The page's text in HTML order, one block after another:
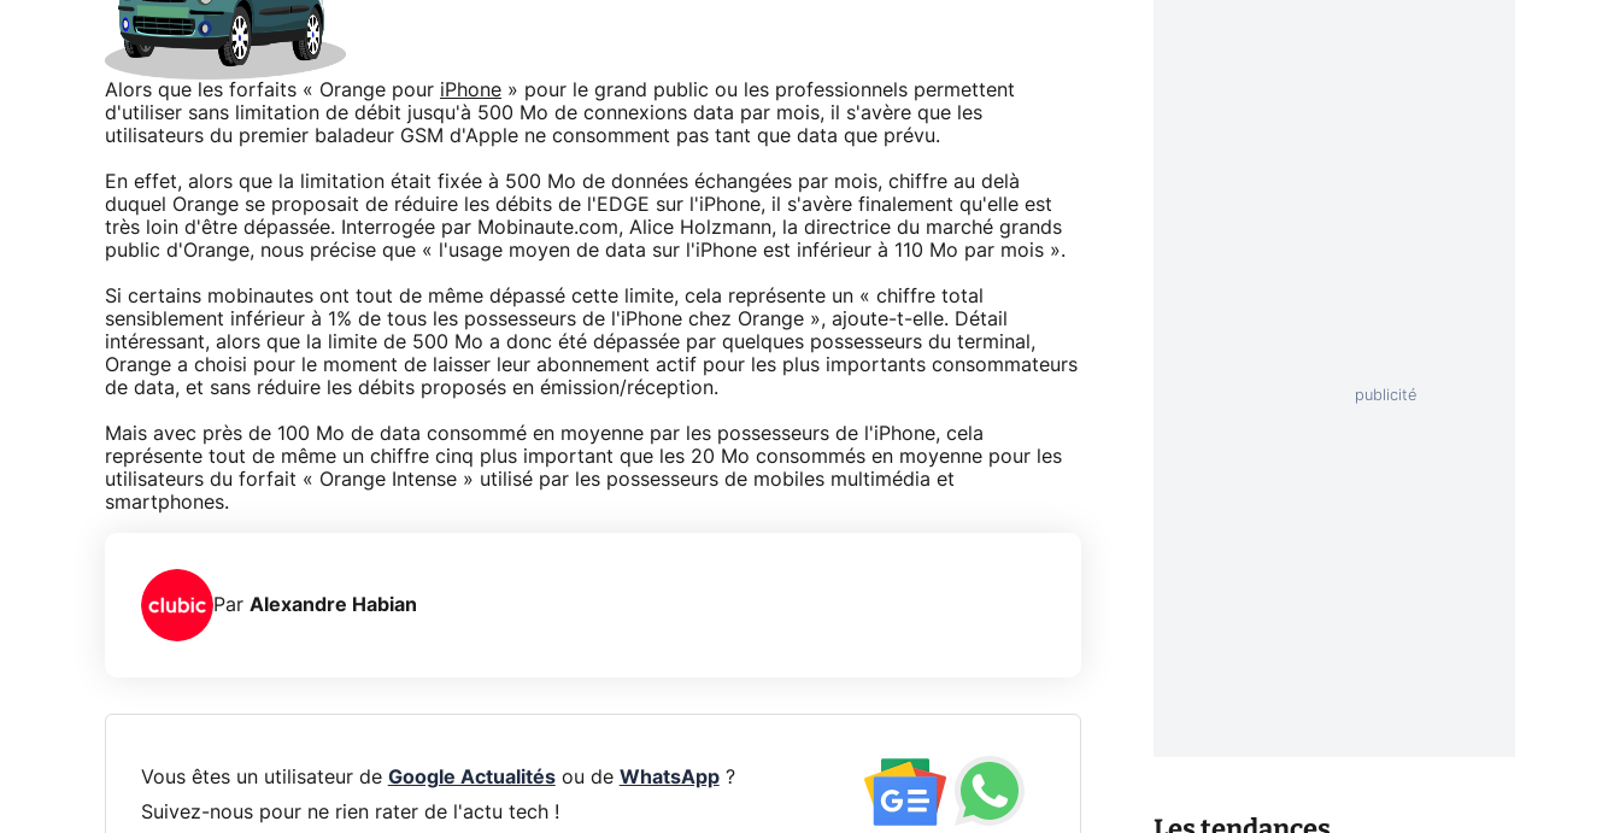
Alors que les forfaits « Orange pour iPhone » pour le grand public ou les professionnels permettent
d'utiliser sans limitation de débit jusqu'à 500 Mo de connexions data par mois, il s'avère que les
utilisateurs du premier baladeur GSM d'Apple ne consomment pas tant que data que prévu.
En effet, alors que la limitation était fixée à 500 Mo de données échangées par mois, chiffre au delà
duquel Orange se proposait de réduire les débits de l'EDGE sur l'iPhone, il s'avère finalement qu'elle est
très loin d'être dépassée. Interrogée par Mobinaute.com, Alice Holzmann, la directrice du marché grands
public d'Orange, nous précise que « l'usage moyen de data sur l'iPhone est inférieur à 110 Mo par mois ».
Si certains mobinautes ont tout de même dépassé cette limite, cela représente un « chiffre total
sensiblement inférieur à 1% de tous les possesseurs de l'iPhone chez Orange », ajoute-t-elle. Détail
intéressant, alors que la limite de 500 Mo a donc été dépassée par quelques possesseurs du terminal,
Orange a choisi pour le moment de laisser leur abonnement actif pour les plus importants consommateurs
de data, et sans réduire les débits proposés en émission/réception.
Mais avec près de 100 Mo de data consommé en moyenne par les possesseurs de l'iPhone, cela
représente tout de même un chiffre cinq plus important que les 20 Mo consommés en moyenne pour les
utilisateurs du forfait « Orange Intense » utilisé par les possesseurs de mobiles multimédia et
smartphones.
Par Alexandre Habian
Vous êtes un utilisateur de Google Actualitésou de WhatsApp?
Suivez-nous pour ne rien rater de l'actu tech !